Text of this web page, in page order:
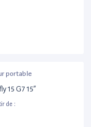
portable
15 G7 15”
de :